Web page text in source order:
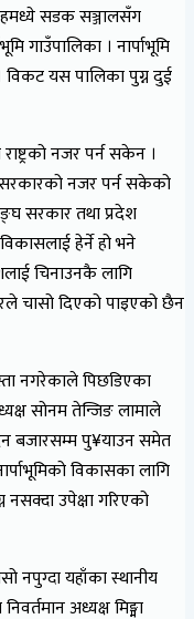
सडक सञ्जालसँग
गाउँपालिका । नार्पाभूमि
यस पालिका पुग्न दुई
नजर पर्न सकेन ।
नजर पर्न सकेको
सरकार तथा प्रदेश
हेर्ने हो भने
चिनाउनकै लागि
चासो दिएको पाइएको छैन
नगरेकाले पिछडिएका
सोनम तेन्जिङ लामाले
बजारसम्म पु¥याउन समेत
विकासका लागि
उपेक्षा गरिएको
नपुग्दा यहाँका स्थानीय
अध्यक्ष मिङ्मा